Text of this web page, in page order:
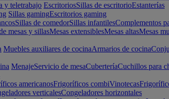
y teletrabajo EscritoriosSillas de escritorioEstanterías
Sillas gamingEscritorios gaming
Sillas de comedorSillas infantilesComplementos
mesas y sillasMesas extensiblesMesas altasMesas
Muebles auxiliares de cocinaArmarios de cocina
MenajeServicio de mesaCuberteríaCuchillos para
americanosFrigoríficos combiVinotecas
verticalesCongeladores horizontales